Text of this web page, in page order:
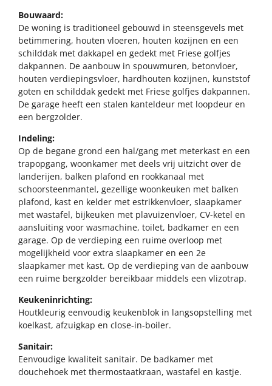
Bouwaard:
De woning is traditioneel gebouwd in steensgevels met
betimmering, houten vloeren, houten kozijnen en een
schilddak met dakkapel en gedekt met Friese golfjes
dakpannen. De aanbouw in spouwmuren, betonvloer,
houten verdiepingsvloer, hardhouten kozijnen, kunststof
goten en schilddak gedekt met Friese golfjes dakpannen.
De garage heeft een stalen kanteldeur met loopdeur en
een bergzolder.
Indeling:
Op de begane grond een hal/gang met meterkast en een
trapopgang, woonkamer met deels vrij uitzicht over de
landerijen, balken plafond en rookkanaal met
schoorsteenmantel, gezellige woonkeuken met balken
plafond, kast en kelder met estrikkenvloer, slaapkamer
met wastafel, bijkeuken met plavuizenvloer, CV-ketel en
aansluiting voor wasmachine, toilet, badkamer en een
garage. Op de verdieping een ruime overloop met
mogelijkheid voor extra slaapkamer en een 2e
slaapkamer met kast. Op de verdieping van de aanbouw
een ruime bergzolder bereikbaar middels een vlizotrap.
Keukeninrichting:
Houtkleurig eenvoudig keukenblok in langsopstelling met
koelkast, afzuigkap en close-in-boiler.
Sanitair:
Eenvoudige kwaliteit sanitair. De badkamer met
douchehoek met thermostaatkraan, wastafel en kastje.